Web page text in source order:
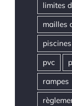
limites
mailles
piscines
pvc
rampes